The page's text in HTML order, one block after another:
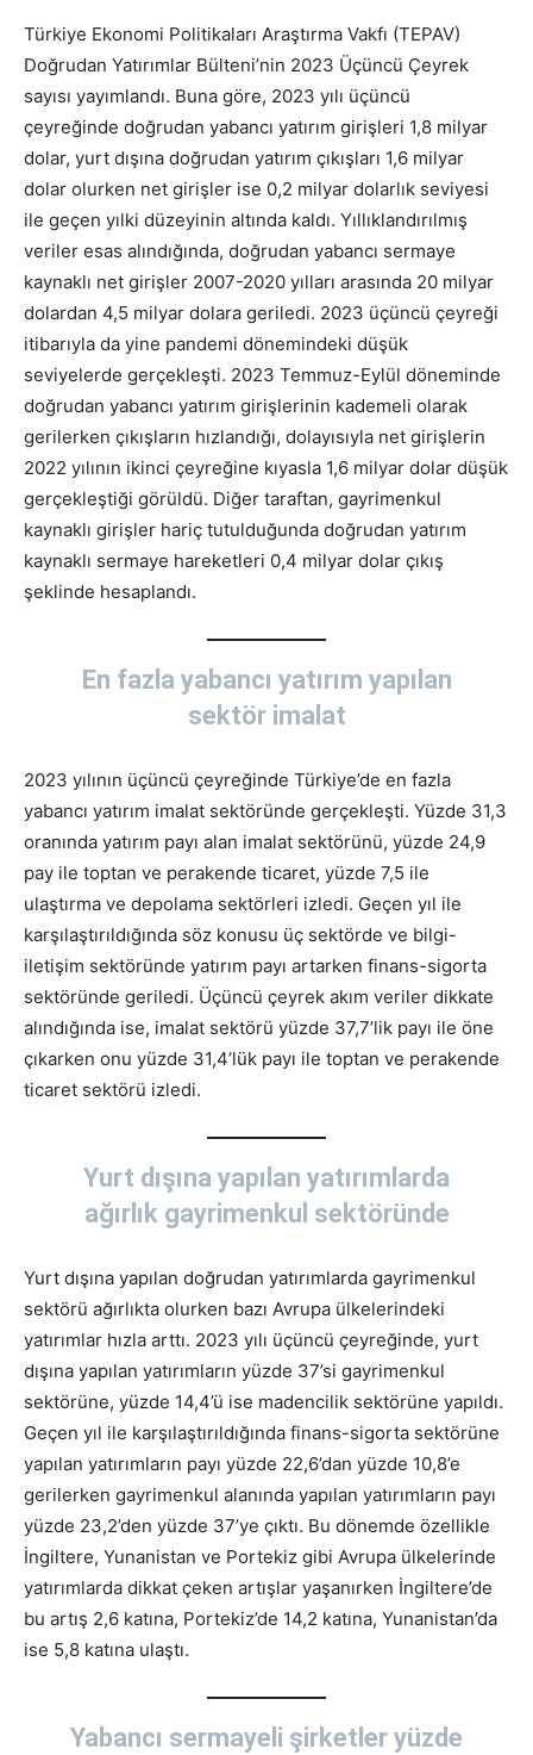
Türkiye Ekonomi Politikaları Araştırma Vakfı (TEPAV)
Doğrudan Yatırımlar Bülteni’nin 2023 Üçüncü Çeyrek
sayısı yayımlandı. Buna göre, 2023 yılı üçüncü
çeyreğinde doğrudan yabancı yatırım girişleri 1,8 milyar
dolar, yurt dışına doğrudan yatırım çıkışları 1,6 milyar
dolar olurken net girişler ise 0,2 milyar dolarlık seviyesi
ile geçen yılki düzeyinin altında kaldı. Yıllıklandırılmış
veriler esas alındığında, doğrudan yabancı sermaye
kaynaklı net girişler 2007-2020 yılları arasında 20 milyar
dolardan 4,5 milyar dolara geriledi. 2023 üçüncü çeyreği
itibarıyla da yine pandemi dönemindeki düşük
seviyelerde gerçekleşti. 2023 Temmuz-Eylül döneminde
doğrudan yabancı yatırım girişlerinin kademeli olarak
gerilerken çıkışların hızlandığı, dolayısıyla net girişlerin
2022 yılının ikinci çeyreğine kıyasla 1,6 milyar dolar düşük
gerçekleştiği görüldü. Diğer taraftan, gayrimenkul
kaynaklı girişler hariç tutulduğunda doğrudan yatırım
kaynaklı sermaye hareketleri 0,4 milyar dolar çıkış
şeklinde hesaplandı.
En fazla yabancı yatırım yapılan
sektör imalat
2023 yılının üçüncü çeyreğinde Türkiye’de en fazla
yabancı yatırım imalat sektöründe gerçekleşti. Yüzde 31,3
oranında yatırım payı alan imalat sektörünü, yüzde 24,9
pay ile toptan ve perakende ticaret, yüzde 7,5 ile
ulaştırma ve depolama sektörleri izledi. Geçen yıl ile
karşılaştırıldığında söz konusu üç sektörde ve bilgi-
iletişim sektöründe yatırım payı artarken finans-sigorta
sektöründe geriledi. Üçüncü çeyrek akım veriler dikkate
alındığında ise, imalat sektörü yüzde 37,7’lik payı ile öne
çıkarken onu yüzde 31,4’lük payı ile toptan ve perakende
ticaret sektörü izledi.
Yurt dışına yapılan yatırımlarda
ağırlık gayrimenkul sektöründe
Yurt dışına yapılan doğrudan yatırımlarda gayrimenkul
sektörü ağırlıkta olurken bazı Avrupa ülkelerindeki
yatırımlar hızla arttı. 2023 yılı üçüncü çeyreğinde, yurt
dışına yapılan yatırımların yüzde 37’si gayrimenkul
sektörüne, yüzde 14,4’ü ise madencilik sektörüne yapıldı.
Geçen yıl ile karşılaştırıldığında finans-sigorta sektörüne
yapılan yatırımların payı yüzde 22,6’dan yüzde 10,8’e
gerilerken gayrimenkul alanında yapılan yatırımların payı
yüzde 23,2’den yüzde 37’ye çıktı. Bu dönemde özellikle
İngiltere, Yunanistan ve Portekiz gibi Avrupa ülkelerinde
yatırımlarda dikkat çeken artışlar yaşanırken İngiltere’de
bu artış 2,6 katına, Portekiz’de 14,2 katına, Yunanistan’da
ise 5,8 katına ulaştı.
Yabancı sermayeli şirketler yüzde